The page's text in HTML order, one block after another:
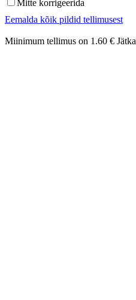
Mitte korrigeerida
Eemalda kõik pildid tellimusest
Miinimum tellimus on 1.60 € Jätka